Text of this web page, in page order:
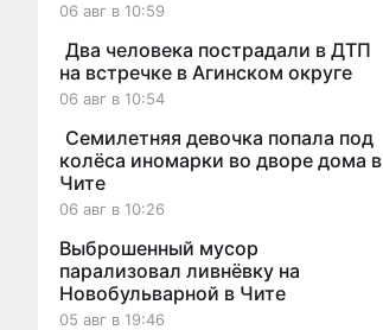
06 авг в 10:59
Два человека пострадали в ДТП
на встречке в Агинском округе
06 авг в 10:54
Семилетняя девочка попала под
колёса иномарки во дворе дома в
Чите
06 авг в 10:26
Выброшенный мусор
парализовал ливнёвку на
Новобульварной в Чите
05 авг в 19:46